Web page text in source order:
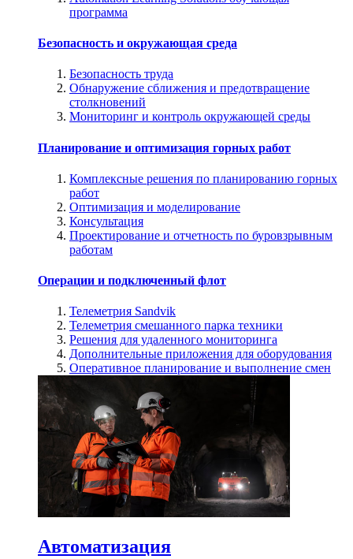
программа
Безопасность и окружающая среда
Безопасность труда
Обнаружение сближения и предотвращение
столкновений
Мониторинг и контроль окружающей среды
Планирование и оптимизация горных работ
Комплексные решения по планированию горных
работ
Оптимизация и моделирование
Консультация
Проектирование и отчетность по буровзрывным
работам
Операции и подключенный флот
Телеметрия Sandvik
Телеметрия смешанного парка техники
Решения для удаленного мониторинга
Дополнительные приложения для оборудования
Оперативное планирование и выполнение смен
Автоматизация